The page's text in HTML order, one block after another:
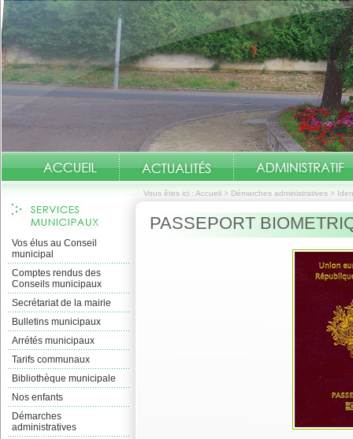
Vous êtes ici : Accueil > Démarches administratives >
Vos élus au Conseil
municipal
Comptes rendus des
Conseils municipaux
Secrétariat de la mairie
Bulletins municipaux
Arrétés municipaux
Tarifs communaux
Bibliothèque municipale
Nos enfants
Démarches
administratives
PASSEPORT